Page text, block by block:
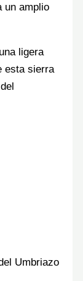
un amplio
ligera
esta sierra
Umbriazo